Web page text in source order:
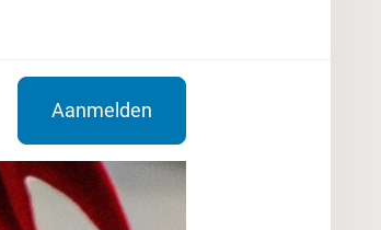
Aanmelden